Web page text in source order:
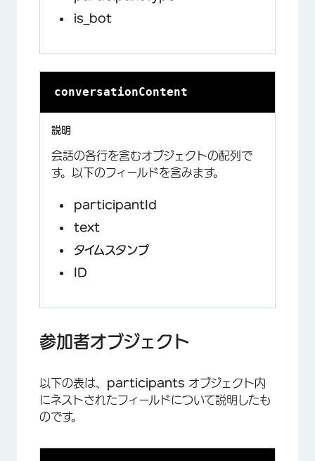
is_bot
conversationContent
会話の各行を含むオブジェクトの配列で
す。以下のフィールドを含みます。
participantId
text
タイムスタンプ
ID
参加者オブジェクト
以下の表は、 participants オブジェクト内
にネストされたフィールドについて説明したも
のです。